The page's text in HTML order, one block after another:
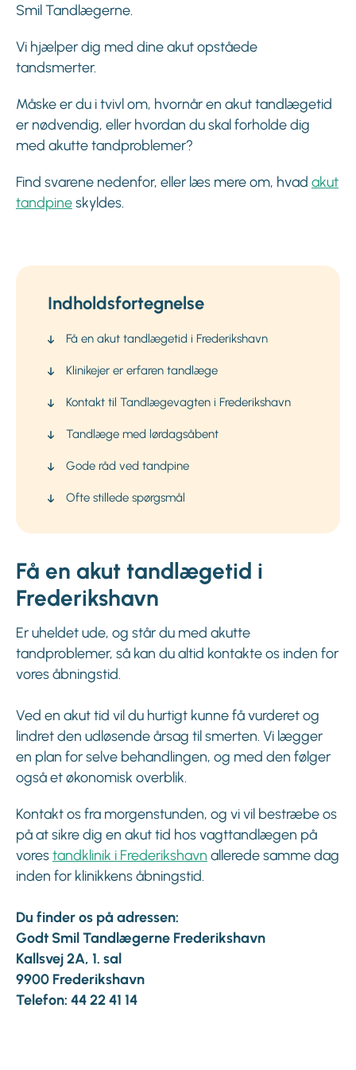
Smil Tandlægerne.
Vi hjælper dig med dine akut opståede
tandsmerter.
Måske er du i tvivl om, hvornår en akut tandlægetid
er nødvendig, eller hvordan du skal forholde dig
med akutte tandproblemer?
Find svarene nedenfor, eller læs mere om, hvad akut
tandpineskyldes.
Indholdsfortegnelse
Få en akut tandlægetid i Frederikshavn
Klinikejer er erfaren tandlæge
Kontakt til Tandlægevagten i Frederikshavn
Tandlæge med lørdagsåbent
Gode råd ved tandpine
Ofte stillede spørgsmål
Få en akut tandlægetid i
Frederikshavn
Er uheldet ude, og står du med akutte
tandproblemer, så kan du altid kontakte os inden for
vores åbningstid.
Ved en akut tid vil du hurtigt kunne få vurderet og
lindret den udløsende årsag til smerten. Vi lægger
en plan for selve behandlingen, og med den følger
også et økonomisk overblik.
Kontakt os fra morgenstunden, og vi vil bestræbe os
på at sikre dig en akut tid hos vagttandlægen på
vorestandklinik i Frederikshavn allerede samme dag
inden for klinikkens åbningstid.
Du finder os på adressen:
Godt Smil Tandlægerne Frederikshavn
Kallsvej 2A, 1. sal
9900 Frederikshavn
Telefon: 44 22 41 14